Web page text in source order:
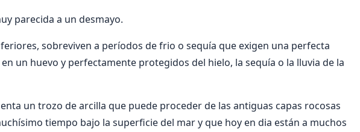
parecida a un desmayo.
sobreviven a períodos de frio o sequía que exigen una perfecta
un huevo y perfectamente protegidos del hielo, la sequía o la lluvia de la
un trozo de arcilla que puede proceder de las antiguas capas rocosas
tiempo bajo la superficie del mar y que hoy en dia están a muchos